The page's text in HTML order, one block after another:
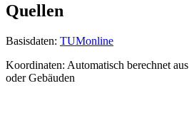
Quellen
Basisdaten: TUMonline
Koordinaten: Automatisch berechnet
oder Gebäuden